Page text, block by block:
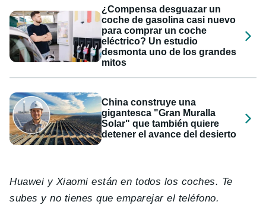
¿Compensa desguazar un
coche de gasolina casi nuevo
para comprar un coche
eléctrico? Un estudio
desmonta uno de los grandes
mitos
China construye una
gigantesca "Gran Muralla
Solar" que también quiere
detener el avance del desierto
Huawei y Xiaomi están en todos los coches. Te
subes y no tienes que emparejar el teléfono.